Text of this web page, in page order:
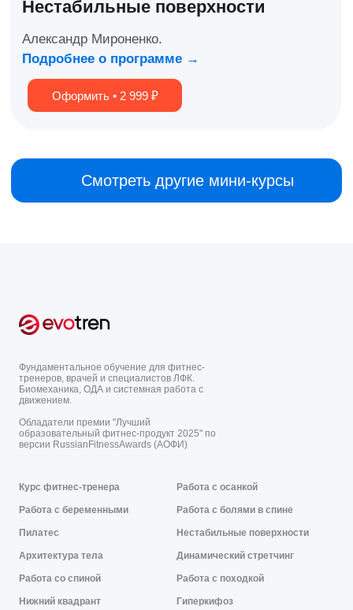
Фундаментальное обучение для фитнес-
тренеров, врачей и специалистов ЛФК.
Биомеханика, ОДА и системная работа с
движением.
Обладатели премии "Лучший
образовательный фитнес-продукт 2025" по
версии RussianFitnessAwards (АОФИ)
Курс фитнес-тренера
Работа с беременными
Пилатес
Архитектура тела
Работа со спиной
Нижний квадрант
Работа с осанкой
Работа с болями в спине
Нестабильные поверхности
Динамический стретчинг
Работа с походкой
Гиперкифоз